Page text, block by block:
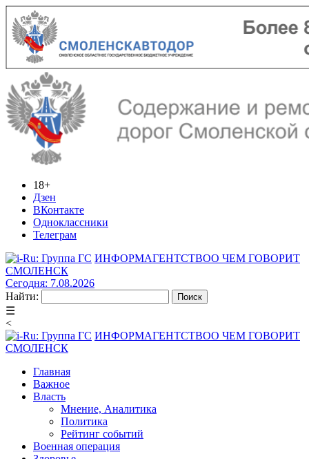
18+
Дзен
ВКонтакте
Одноклассники
Телеграм
ИНФОРМАГЕНТСТВОО ЧЕМ ГОВОРИТ
СМОЛЕНСК
Сегодня: 7.08.2026
Найти:
☰
<
ИНФОРМАГЕНТСТВОО ЧЕМ ГОВОРИТ
СМОЛЕНСК
Главная
Важное
Власть
Мнение, Аналитика
Политика
Рейтинг событий
Военная операция